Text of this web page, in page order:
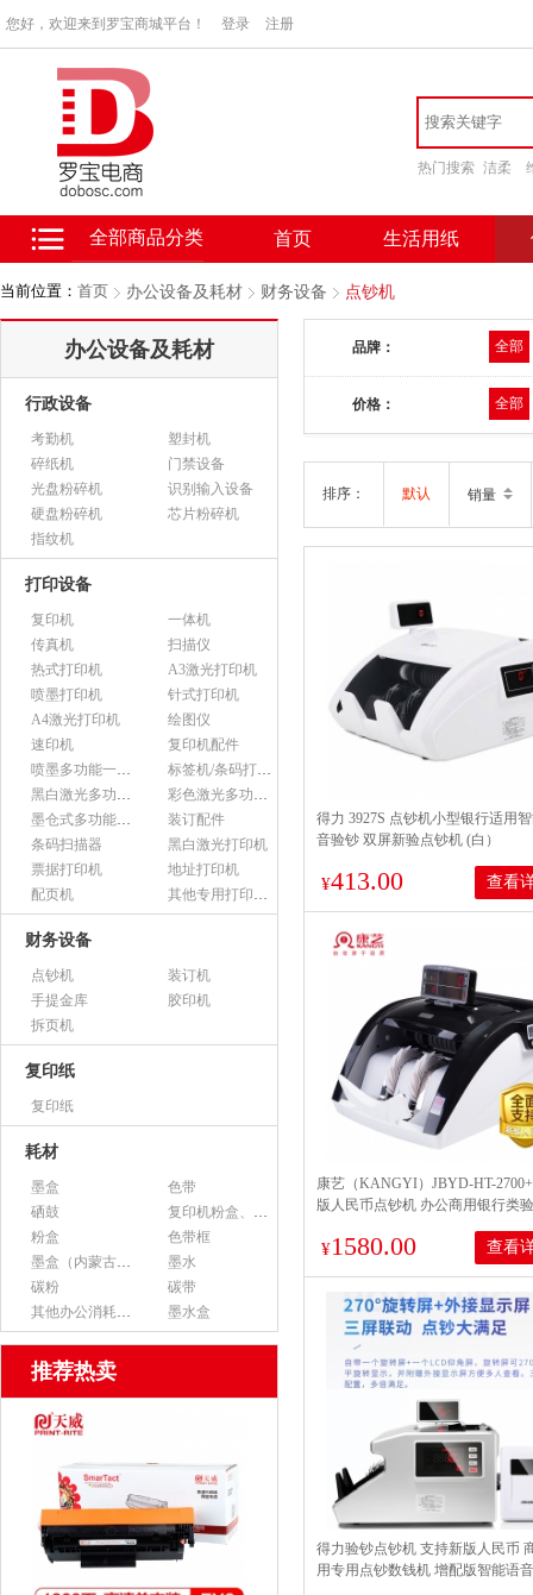
您好，欢迎来到罗宝商城平台！ 登录 注册
热门搜索 洁柔
全部商品分类 首页 生活用纸
当前位置： 首页 办公设备及耗材 财务设备 点钞机
办公设备及耗材
行政设备
考勤机
塑封机
碎纸机
门禁设备
光盘粉碎机
识别输入设备
硬盘粉碎机
芯片粉碎机
指纹机
打印设备
复印机
一体机
传真机
扫描仪
热式打印机
A3激光打印机
喷墨打印机
针式打印机
A4激光打印机
绘图仪
速印机
复印机配件
喷墨多功能一体机
标签机/条码打印机
黑白激光多功能一体机
彩色激光多功能一体机
墨仓式多功能一体机
装订配件
条码扫描器
黑白激光打印机
票据打印机
地址打印机
配页机
其他专用打印设备
财务设备
点钞机
装订机
手提金库
胶印机
拆页机
复印纸
复印纸
耗材
墨盒
色带
硒鼓
复印机粉盒、墨粉
粉盒
色带框
墨盒（内蒙古专用）
墨水
碳粉
碳带
其他办公消耗用品
墨水盒
推荐热卖
品牌： 全部
价格： 全部
排序： 默认 销量
得力 3927S 点钞机小型银行适用
音验钞 双屏新验点钞机 (白）
¥413.00 查看
康艺（KANGYI）JBYD-HT-
版人民币点钞机 办公商用银行类
¥1580.00 查看
得力验钞点钞机 支持新版人民币
用专用点钞数钱机 增配版智能语